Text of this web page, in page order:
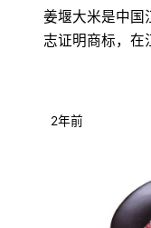
姜堰大米是中国
志证明商标，在
米在江苏特产
2年前